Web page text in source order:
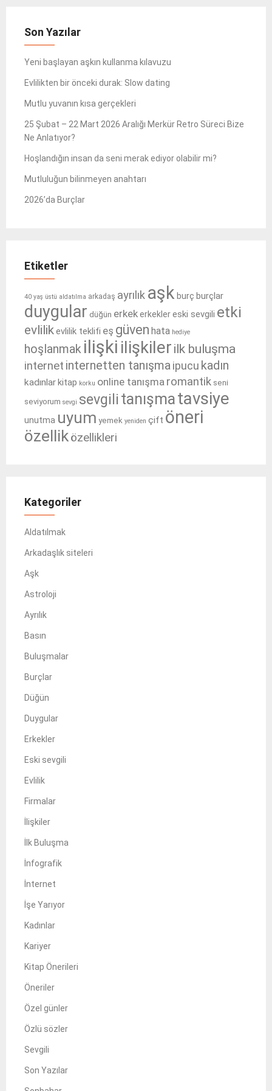
Son Yazılar
Yeni başlayan aşkın kullanma kılavuzu
Evlilikten bir önceki durak: Slow dating
Mutlu yuvanın kısa gerçekleri
25 Şubat – 22 Mart 2026 Aralığı Merkür Retro Süreci Bize
Ne Anlatıyor?
Hoşlandığın insan da seni merak ediyor olabilir mi?
Mutluluğun bilinmeyen anahtarı
2026’da Burçlar
Etiketler
40 yaş üstü aldatılma arkadaş ayrılık aşk burç burçlar
duygular düğün erkekerkeklereski sevgili etki
evlilikevlilik teklifi eş güven hata hediye
hoşlanmak ilişki ilişkiler ilk buluşma
internet internetten tanışmaipucu kadın
kadınlarkitap korku online tanışma romantik seni
seviyorum sevgi sevgili tanışmatavsiye
unutma uyum yemek yeniden çift öneri
özelliközellikleri
Kategoriler
Aldatılmak
Arkadaşlık siteleri
Aşk
Astroloji
Ayrılık
Basın
Buluşmalar
Burçlar
Düğün
Duygular
Erkekler
Eski sevgili
Evlilik
Firmalar
İlişkiler
İlk Buluşma
İnfografik
İnternet
İşe Yarıyor
Kadınlar
Kariyer
Kitap Önerileri
Öneriler
Özel günler
Özlü sözler
Sevgili
Son Yazılar